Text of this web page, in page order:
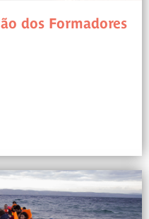
dos Formadores